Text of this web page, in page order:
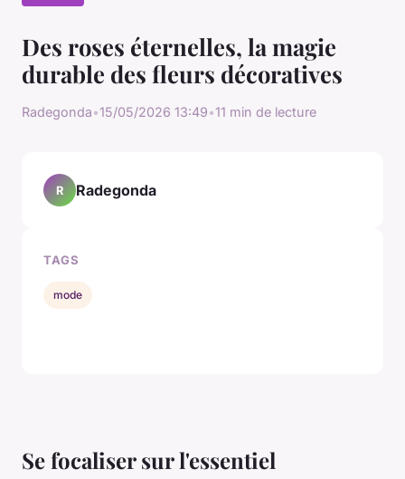
Des roses éternelles, la magie
durable des fleurs décoratives
Radegonda•15/05/2026 13:49•11 min de lecture
Se focaliser sur l'essentiel
R Radegonda
TAGS
mode